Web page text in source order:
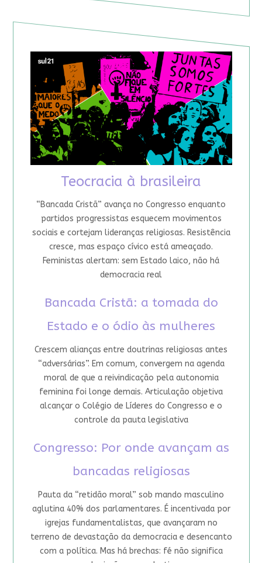
Teocracia à brasileira
“Bancada Cristã” avança no Congresso enquanto
partidos progressistas esquecem movimentos
sociais e cortejam lideranças religiosas. Resistência
cresce, mas espaço cívico está ameaçado.
Feministas alertam: sem Estado laico, não há
democracia real
Bancada Cristã: a tomada do
Estado e o ódio às mulheres
Crescem alianças entre doutrinas religiosas antes
“adversárias”. Em comum, convergem na agenda
moral de que a reivindicação pela autonomia
feminina foi longe demais. Articulação objetiva
alcançar o Colégio de Líderes do Congresso e o
controle da pauta legislativa
Congresso: Por onde avançam as
bancadas religiosas
Pauta da “retidão moral” sob mando masculino
aglutina 40% dos parlamentares. É incentivada por
igrejas fundamentalistas, que avançaram no
terreno de devastação da democracia e desencanto
com a política. Mas há brechas: fé não significa